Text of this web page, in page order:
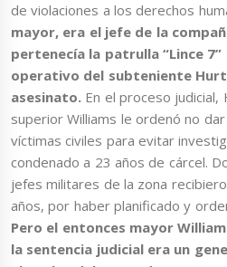
de violaciones a los derechos
mayor, era el jefe de la
pertenecía la patrulla “Lince
operativo del subteniente
asesinato. En el proceso
superior Williams le ordenó no
víctimas civiles para evitar
condenado a 23 años de cárcel.
jefes militares de la zona
años, por haber planificado y
Pero el entonces mayor
la sentencia judicial era un